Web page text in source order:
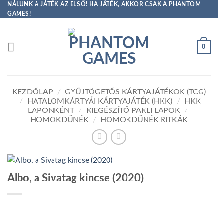
Skip
to
NÁLUNK A JÁTÉK AZ ELSŐ! HA JÁTÉK, AKKOR CSAK A PHANTOM
GAMES!
0
KEZDŐLAP / GYŰJTÖGETŐS KÁRTYAJÁTÉKOK (TCG)
/
HATALOMKÁRTYÁI KÁRTYAJÁTÉK (HKK) /
HKK
LAPONKÉNT / KIEGÉSZÍTŐ PAKLI LAPOK
/
HOMOKDŰNÉK
/ HOMOKDŰNÉK RITKÁK
Albo, a Sivatag kincse (2020)